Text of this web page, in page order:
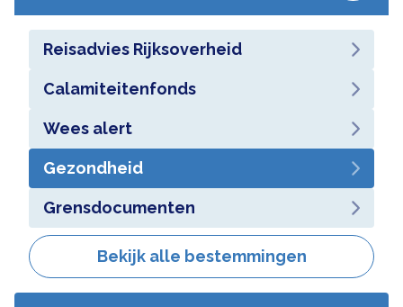
Reisadvies Rijksoverheid
Calamiteitenfonds
Wees alert
Gezondheid
Grensdocumenten
Bekijk alle bestemmingen